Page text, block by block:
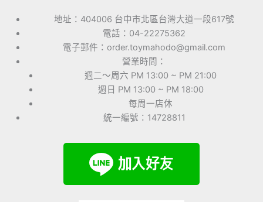
地址：404006 台中市北區台灣大道一段617號
電話：04-22275362
電子郵件：order.toymahodo@gmail.com
營業時間：
週二～周六 PM 13:00 ~ PM 21:00
週日 PM 13:00 ~ PM 18:00
每周一店休
統一編號：14728811